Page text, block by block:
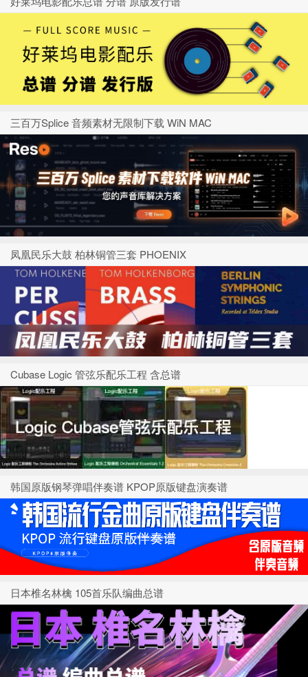
三百万Splice 音频素材无限制下载 WiN MAC
凤凰民乐大鼓 柏林铜管三套 PHOENIX
Cubase Logic 管弦乐配乐工程 含总谱
韩国原版钢琴弹唱伴奏谱 KPOP原版键盘演奏谱
日本椎名林檎 105首乐队编曲总谱